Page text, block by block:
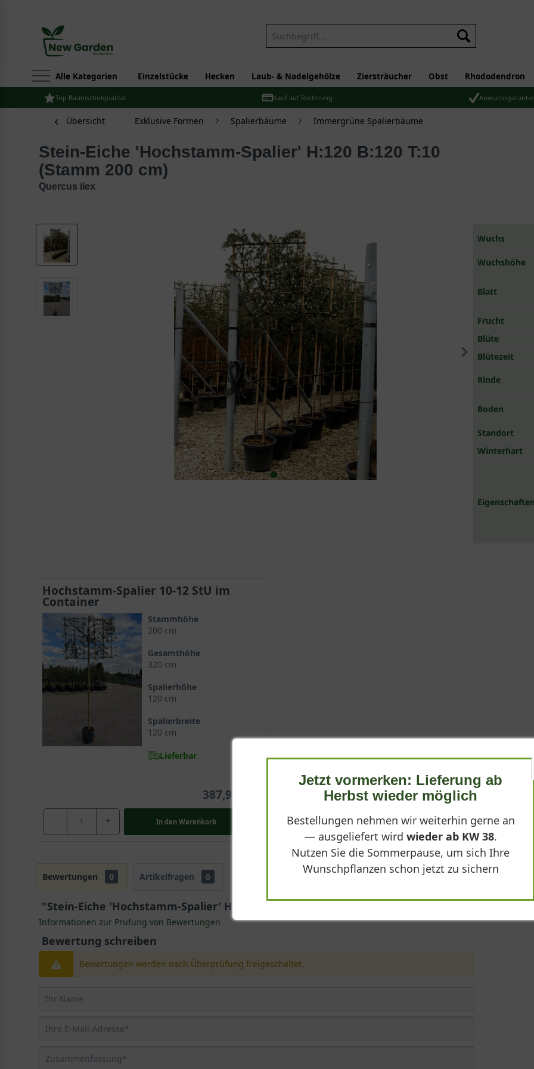
Alle Kategorien Einzelstücke Hecken Laub- & Nadelgehölze Ziersträucher Obst Rhododendron
Top Baumschulqualität Kauf auf Rechnung Anwuchsgarantie
Übersicht Exklusive Formen Spalierbäume Immergrüne Spalierbäume
Stein-Eiche 'Hochstamm-Spalier' H:120 B:120 T:10
(Stamm 200 cm)
Quercus ilex
Wuchs
Wuchshöhe
Blatt
Frucht
Blüte
Blütezeit
Rinde
Boden
Standort
Winterhart
Hochstamm-Spalier 10-12 StU im
Container
Stammhöhe
200 cm
Gesamthöhe
320 cm
Spalierhöhe
120 cm
Spalierbreite
120 cm
Lieferbar
387,90 €
- + In den Warenkorb
Bewertungen 0 Artikelfragen 0
"Stein-Eiche 'Hochstamm-Spalier' H:120 B:120 T:10 (Stamm 200 cm) - Quercus ilex"
Informationen zur Prüfung von Bewertungen
Bewertung schreiben
Bewertungen werden nach Überprüfung freigeschaltet.
Jetzt vormerken: Lieferung ab
Herbst wieder möglich
Bestellungen nehmen wir weiterhin gerne an
— ausgeliefert wird wieder ab KW 38.
Nutzen Sie die Sommerpause, um sich Ihre
Wunschpflanzen schon jetzt zu sichern